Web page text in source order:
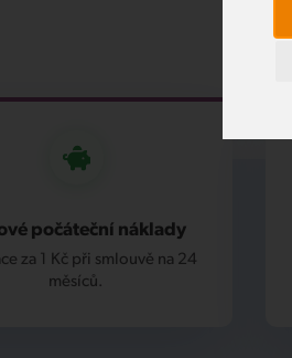
počáteční náklady
za 1 Kč při smlouvě na 24
měsíců.